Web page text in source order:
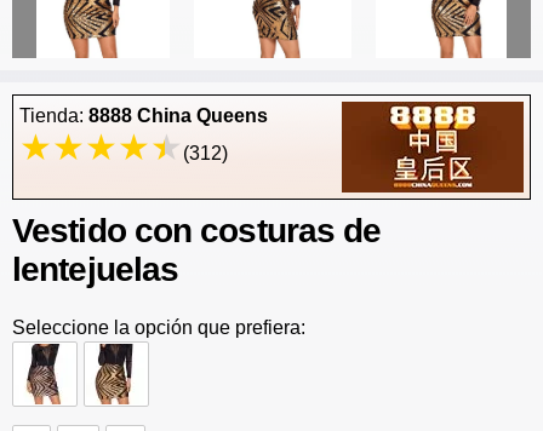
Tienda: 8888 China Queens
(312)
Vestido con costuras de
lentejuelas
Seleccione la opción que prefiera: